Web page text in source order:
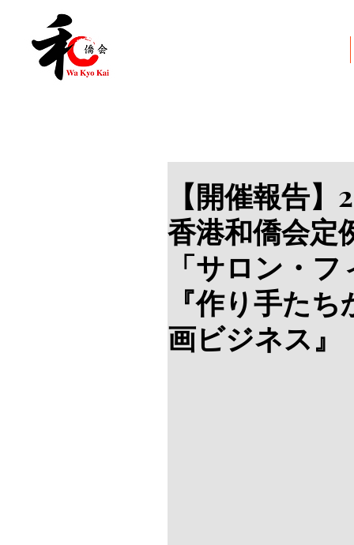
【開催報告
香港和僑会定
「サロン・
『作り手た
画ビジネス』